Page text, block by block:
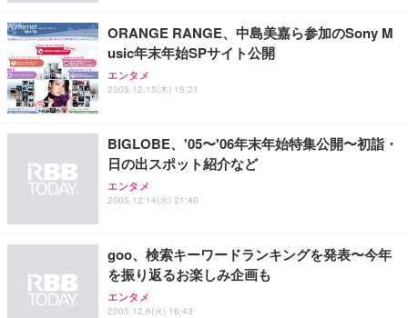
務用 おしゃれ パソコンチェア (ホワイト)
ANDWINT オフィスチェア デスクチェア 肘なし メ
ッシュ 通気性 ランバーサポート付き 腰サポート ガ
ス圧無段階昇降 360度回転 キャスター付き コンパク
【MiniLED/24.5inch/280Hz/FHD】GRAPHT THE S
HOOTER Gaming Monitor 24” Essential ゲーミン
グモニター QD 24.5インチ 1ms FHD 量子ドット 残
アイリスオーヤマ ペットシーツ 超厚型 お徳用 レギ
ュラー 200枚入【Amazon.co.jp限定】
ORANGE RANGE、中島美嘉ら参加のSony M
usic年末年始SPサイト公開
エンタメ
2005.12.15(木) 15:21
BIGLOBE、'05〜'06年末年始特集公開〜初詣・
日の出スポット紹介など
エンタメ
2005.12.14(水) 21:40
goo、検索キーワードランキングを発表〜今年
を振り返るお楽しみ企画も
エンタメ
2005.12.6(火) 16:43